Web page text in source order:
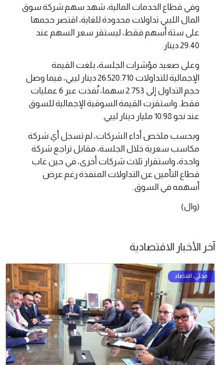
وفي قطاع الخدمات المالية، شهد سهم شركة سوق
المال الليبي تداولات محدودة للغاية، اقتصر حجمها
على ستة أسهم فقط، ليستقر سعر السهم عند
29.40 دينار.
وعلى صعيد مؤشرات الجلسة، بلغت القيمة
الإجمالية للتداولات 26.520.710 دينار ليبي، فيما وصل
حجم التداول إلى 2.753 سهما، نُفذت عبر 6 عمليات
فقط. واستقرت القيمة السوقية الإجمالية للسوق
عند نحو 10.98 مليار دينار ليبي.
وبحسب ملخص أداء الشركات، لم تسجل أي شركة
مكاسب سعرية خلال الجلسة، مقابل تراجع شركة
واحدة، واستقرار ثلاث شركات أخرى، في حين غاب
قطاع التأمين عن التداولات المنفذة رغم عرض
أسهمه في السوق.
(وال)
آخر الأخبار الاقتصادية